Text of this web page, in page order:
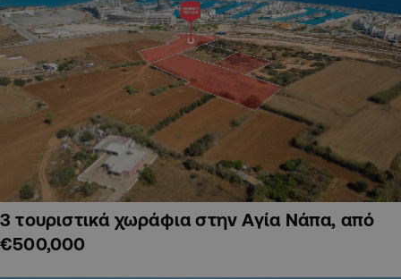
3 τουριστικά χωράφια στην Αγία Νάπα, από
€500,000